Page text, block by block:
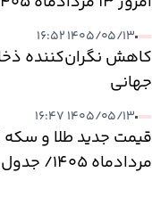
۱۴۰۵/۰۵/۱۳ ۱۶:۵۲
کاهش نگران‌کننده
جهانی
۱۴۰۵/۰۵/۱۳ ۱۶:۴۷
مردادماه ۱۴۰۵/ جدول